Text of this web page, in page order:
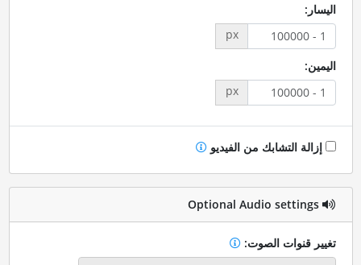
اليسار:
px
اليمين:
px
إزالة التشابك من الفيديو
Optional Audio settings
تغيير قنوات الصوت: